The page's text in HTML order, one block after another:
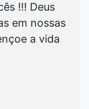
!!! Deus
em nossas
a vida